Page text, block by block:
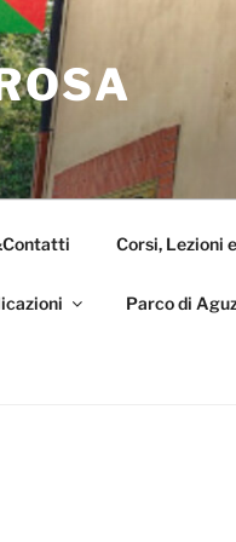
Corsi, Lezioni
Parco di